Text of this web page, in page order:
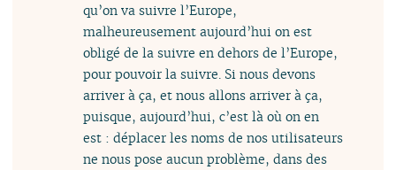
qu’on va suivre l’Europe,
malheureusement aujourd’hui on est
obligé de la suivre en dehors de l’Europe,
pour pouvoir la suivre. Si nous devons
arriver à ça, et nous allons arriver à ça,
puisque, aujourd’hui, c’est là où on en
est : déplacer les noms de nos utilisateurs
ne nous pose aucun problème, dans des